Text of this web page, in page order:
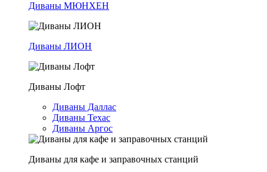
Диваны МЮНХЕН
Диваны ЛИОН
Диваны Лофт
Диваны Даллас
Диваны Техас
Диваны Аргос
Диваны для кафе и заправочных станций